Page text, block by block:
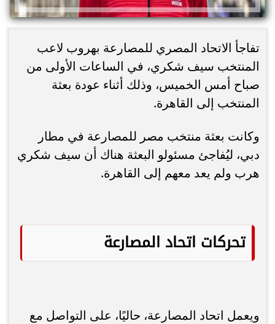
تفاجأ الاتحاد المصري للمصارعة بهروب لاعب
المنتخب سيف شكري، في الساعات الأولى من
صباح أمس الخميس، وذلك أثناء عودة بعثة
المنتخب إلى القاهرة.
وكانت بعثة منتخب مصر للمصارعة في مطار
دبي، ليُفاجئ مسئولو البعثة هناك أن سيف شكري
هرب ولم يعد معهم إلى القاهرة.
تحركات اتحاد المصارعة
ويعمل اتحاد المصارعة، حاليًا، على التواصل مع